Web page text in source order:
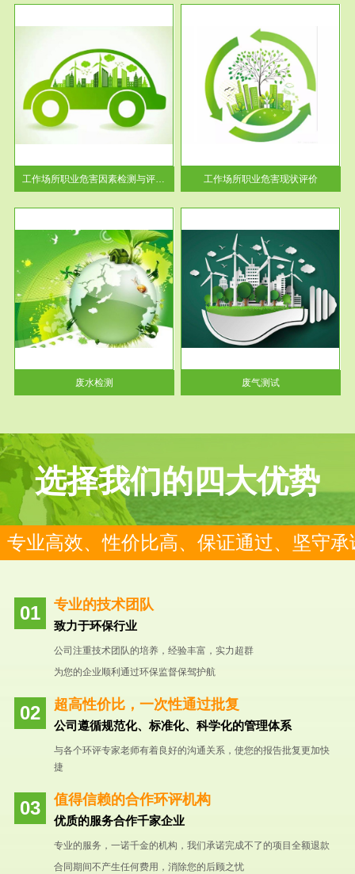
工作场所职业危害因素检测与评价...
服务范围
工作场所职业危害现状评价
【现状评价意义】：具体因素---
-通过质谱分析等多种手段明确
工作场...
工作场所职业危害现状评价
废水检测
服务范围
废气测试
检测范围工业废气检测包括有机
废气和无机废气。有机废气主要
包括...
废气测试
选择我们的四大优势
专业高效、性价比高、保证通过、坚守承
专业的技术团队
致力于环保行业
公司注重技术团队的培养，经验丰富，实力超群
为您的企业顺利通过环保监督保驾护航
超高性价比，一次性通过批复
公司遵循规范化、标准化、科学化的管理体系
与各个环评专家老师有着良好的沟通关系，使您的报告批复更加快
捷
值得信赖的合作环评机构
优质的服务合作千家企业
专业的服务，一诺千金的机构，我们承诺完成不了的项目全额退款
合同期间不产生任何费用，消除您的后顾之忧